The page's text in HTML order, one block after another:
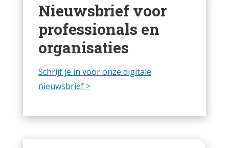
Nieuwsbrief voor
professionals en
organisaties
Schrijf je in voor onze digitale
nieuwsbrief >